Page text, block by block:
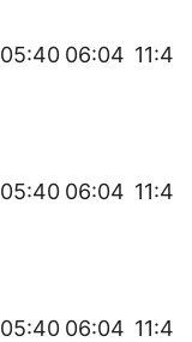
05:40 06:04 11:49
05:40 06:04 11:49
05:40 06:04 11:48